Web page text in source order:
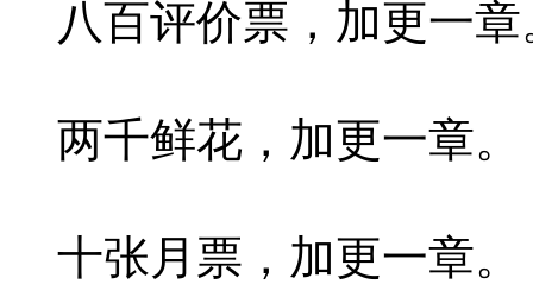
八百评价票，加更一章
两千鲜花，加更一章。
十张月票，加更一章。